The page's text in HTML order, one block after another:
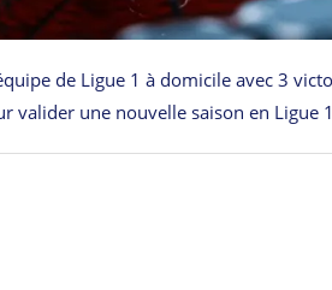
de Ligue 1 à domicile avec 3
valider une nouvelle saison en Ligue